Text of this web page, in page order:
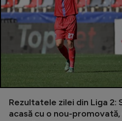
Rezultatele zilei din Liga 2:
acasă cu o nou-